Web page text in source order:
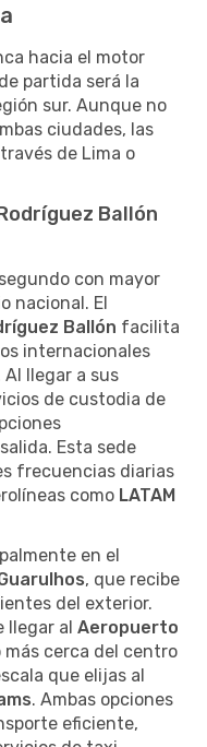
hacia el motor
partida será la
sur. Aunque no
ciudades, las
de Lima o
Ballón
con mayor
nacional. El
Ballón facilita
internacionales
llegar a sus
de custodia de
Esta sede
frecuencias diarias
como LATAM
en el
, que recibe
del exterior.
llegar al Aeropuerto
cerca del centro
que elijas al
. Ambas opciones
eficiente,